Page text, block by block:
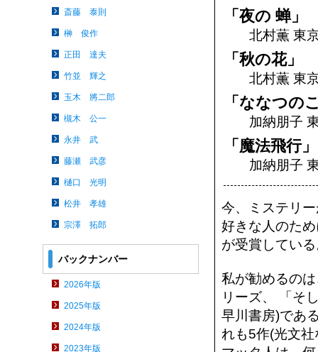
斎藤 泰則
榊 俊作
正田 達夫
竹並 輝之
玉木 將二郎
槻木 公一
永井 武
藤瀬 武彦
樋口 光明
松井 孝雄
宗澤 拓郎
バックナンバー
2026年版
2025年版
2024年版
2023年版
「夜の 蝉」
北村薫 東
「秋の花」
北村薫 東
「ななつの
加納朋子
「魔法飛行」
加納朋子
今、ミステリ
好きな人のた
が受賞してい
私が勧めるの
リーズ、 「そ
早川書房)であ
れも5作(光文